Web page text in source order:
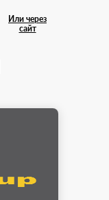
Или через
сайт